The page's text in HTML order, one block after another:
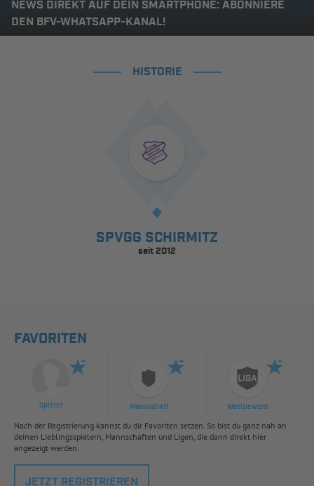
NEWS DIREKT AUF DEIN SMARTPHONE: ABONNIERE
DEN BFV-WHATSAPP-KANAL!
HISTORIE
SPVGG SCHIRMITZ
seit 2012
FAVORITEN
Spieler Mannschaft Wettbewerb
Nach der Registrierung kannst du dir Favoriten setzen. So bist du ganz nah an
deinen Lieblingsspielern, Mannschaften und Ligen, die dann direkt hier
angezeigt werden.
JETZT REGISTRIEREN